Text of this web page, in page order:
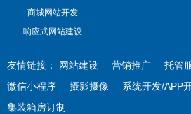
商城网站开发
响应式网站建设
友情链接： 网站建设 营销推广 托管
微信小程序
摄影摄像 系统开发/APP
集装箱房订制